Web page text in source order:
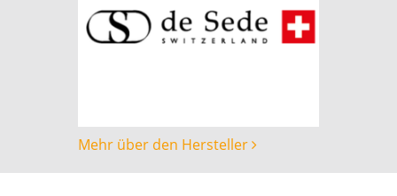
Mehr über den Hersteller